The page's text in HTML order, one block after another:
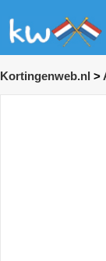
Kortingenweb.nl >